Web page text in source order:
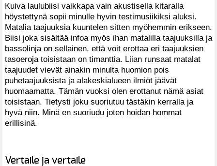
Kuiva laulubiisi vaikkapa vain akustisella kitaralla
höystettynä sopii minulle hyvin testimusiikiksi aluksi.
Matalia taajuuksia kuuntelen sitten myöhemmin erikseen.
Biisi joka sisältää infoa myös ihan matalilla taajuuksilla ja
bassolinja on sellainen, että voit erottaa eri taajuuksien
tasoeroja toisistaan on timanttia. Liian runsaat matalat
taajuudet vievät ainakin minulta huomion pois
puhetaajuuksista ja alakeskialueen ilmiöt jäävät
huomaamatta. Tämän vuoksi olen erottanut nämä asiat
toisistaan. Tietysti joku suoriutuu tästäkin kerralla ja
hyvä niin. Minä en suoriudu joten hoidan hommat
erillisinä.
Vertaile ja vertaile